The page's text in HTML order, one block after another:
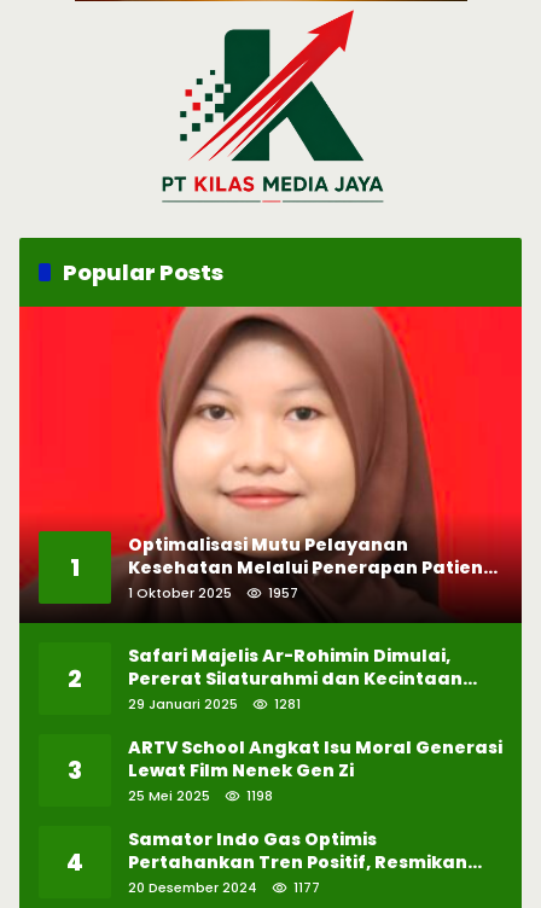
Popular Posts
1
Optimalisasi Mutu Pelayanan
Kesehatan Melalui Penerapan Patient
Safety
1 Oktober 2025 1957
2
Safari Majelis Ar-Rohimin Dimulai,
Pererat Silaturahmi dan Kecintaan
pada Selawat
29 Januari 2025 1281
3
ARTV School Angkat Isu Moral Generasi
Lewat Film Nenek Gen Zi
25 Mei 2025 1198
4
Samator Indo Gas Optimis
Pertahankan Tren Positif, Resmikan
Pabrik Hidrogen ke-57 di Batam
20 Desember 2024 1177